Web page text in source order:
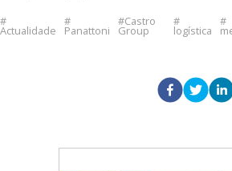
Actualidade Panattoni
Castro
Group logística